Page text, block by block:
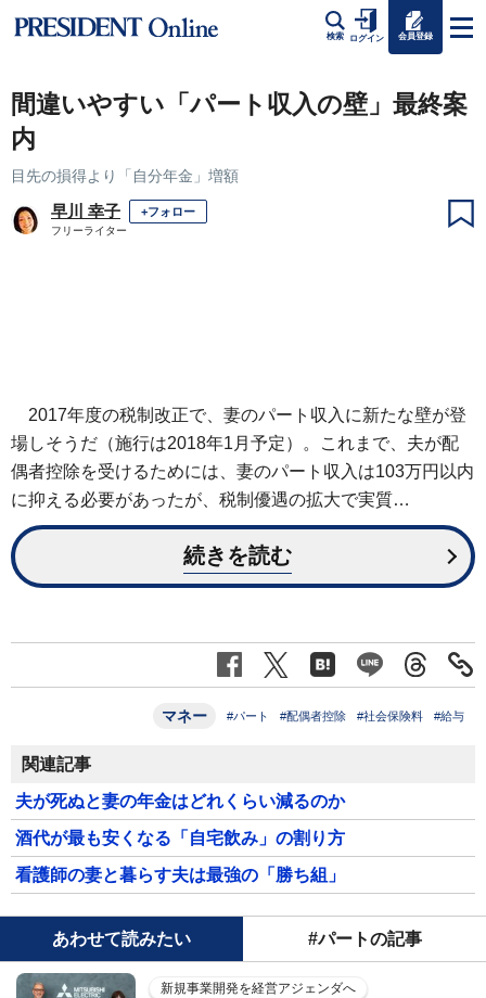
検索 ログイン 会員登録
間違いやすい「パート収入の壁」最終案
内
目先の損得より「自分年金」増額
早川 幸子 +フォロー
フリーライター
2017年度の税制改正で、妻のパート収入に新たな壁が登
場しそうだ（施行は2018年1月予定）。これまで、夫が配
偶者控除を受けるためには、妻のパート収入は103万円以内
に抑える必要があったが、税制優遇の拡大で実質…
続きを読む
マネー #パート #配偶者控除 #社会保険料 #給与
関連記事
夫が死ぬと妻の年金はどれくらい減るのか
酒代が最も安くなる「自宅飲み」の割り方
看護師の妻と暮らす夫は最強の「勝ち組」
あわせて読みたい #パートの記事
新規事業開発を経営アジェンダへ